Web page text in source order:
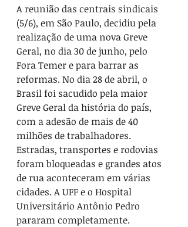
A reunião das centrais sindicais
(5/6), em São Paulo, decidiu pela
realização de uma nova Greve
Geral, no dia 30 de junho, pelo
Fora Temer e para barrar as
reformas. No dia 28 de abril, o
Brasil foi sacudido pela maior
Greve Geral da história do país,
com a adesão de mais de 40
milhões de trabalhadores.
Estradas, transportes e rodovias
foram bloqueadas e grandes atos
de rua aconteceram em várias
cidades. A UFF e o Hospital
Universitário Antônio Pedro
pararam completamente.